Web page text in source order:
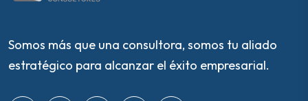
Somos más que una consultora, somos tu aliado
estratégico para alcanzar el éxito empresarial.